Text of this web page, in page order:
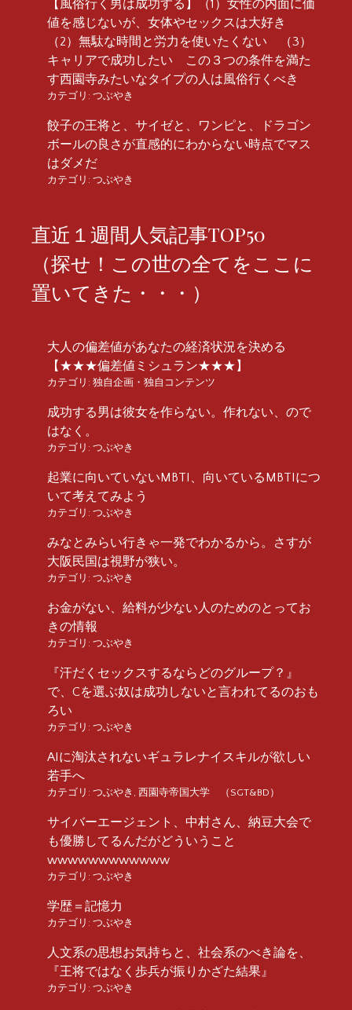
【風俗行く男は成功する】（1）女性の内面に価
値を感じないが、女体やセックスは大好き
（2）無駄な時間と労力を使いたくない （3）
キャリアで成功したい この３つの条件を満た
す西園寺みたいなタイプの人は風俗行くべき
カテゴリ: つぶやき
餃子の王将と、サイゼと、ワンピと、ドラゴン
ボールの良さが直感的にわからない時点でマス
はダメだ
カテゴリ: つぶやき
直近１週間人気記事TOP50
（探せ！この世の全てをここに
置いてきた・・・）
大人の偏差値があなたの経済状況を決める
【★★★偏差値ミシュラン★★★】
カテゴリ: 独自企画・独自コンテンツ
成功する男は彼女を作らない。作れない、ので
はなく。
カテゴリ: つぶやき
起業に向いていないMBTI、向いているMBTIにつ
いて考えてみよう
カテゴリ: つぶやき
みなとみらい行きゃ一発でわかるから。さすが
大阪民国は視野が狭い。
カテゴリ: つぶやき
お金がない、給料が少ない人のためのとってお
きの情報
カテゴリ: つぶやき
『汗だくセックスするならどのグループ？』
で、Cを選ぶ奴は成功しないと言われてるのおも
ろい
カテゴリ: つぶやき
AIに淘汰されないギュラレナイスキルが欲しい
若手へ
カテゴリ: つぶやき , 西園寺帝国大学 （SGT&BD）
サイバーエージェント、中村さん、納豆大会で
も優勝してるんだがどういうこと
wwwwwwwwwwww
カテゴリ: つぶやき
学歴＝記憶力
カテゴリ: つぶやき
人文系の思想お気持ちと、社会系のべき論を、
『王将ではなく歩兵が振りかざた結果』
カテゴリ: つぶやき